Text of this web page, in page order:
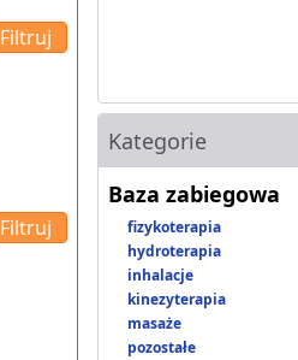
Kategorie
Baza zabiegowa
fizykoterapia
hydroterapia
inhalacje
kinezyterapia
masaże
pozostałe